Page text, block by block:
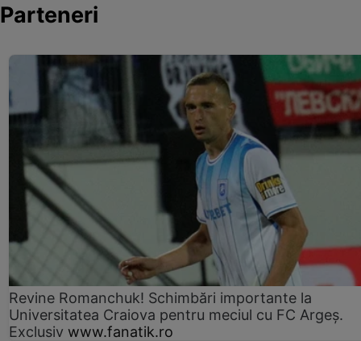
Parteneri
Revine Romanchuk! Schimbări importante la
Universitatea Craiova pentru meciul cu FC Argeş.
Exclusiv www.fanatik.ro